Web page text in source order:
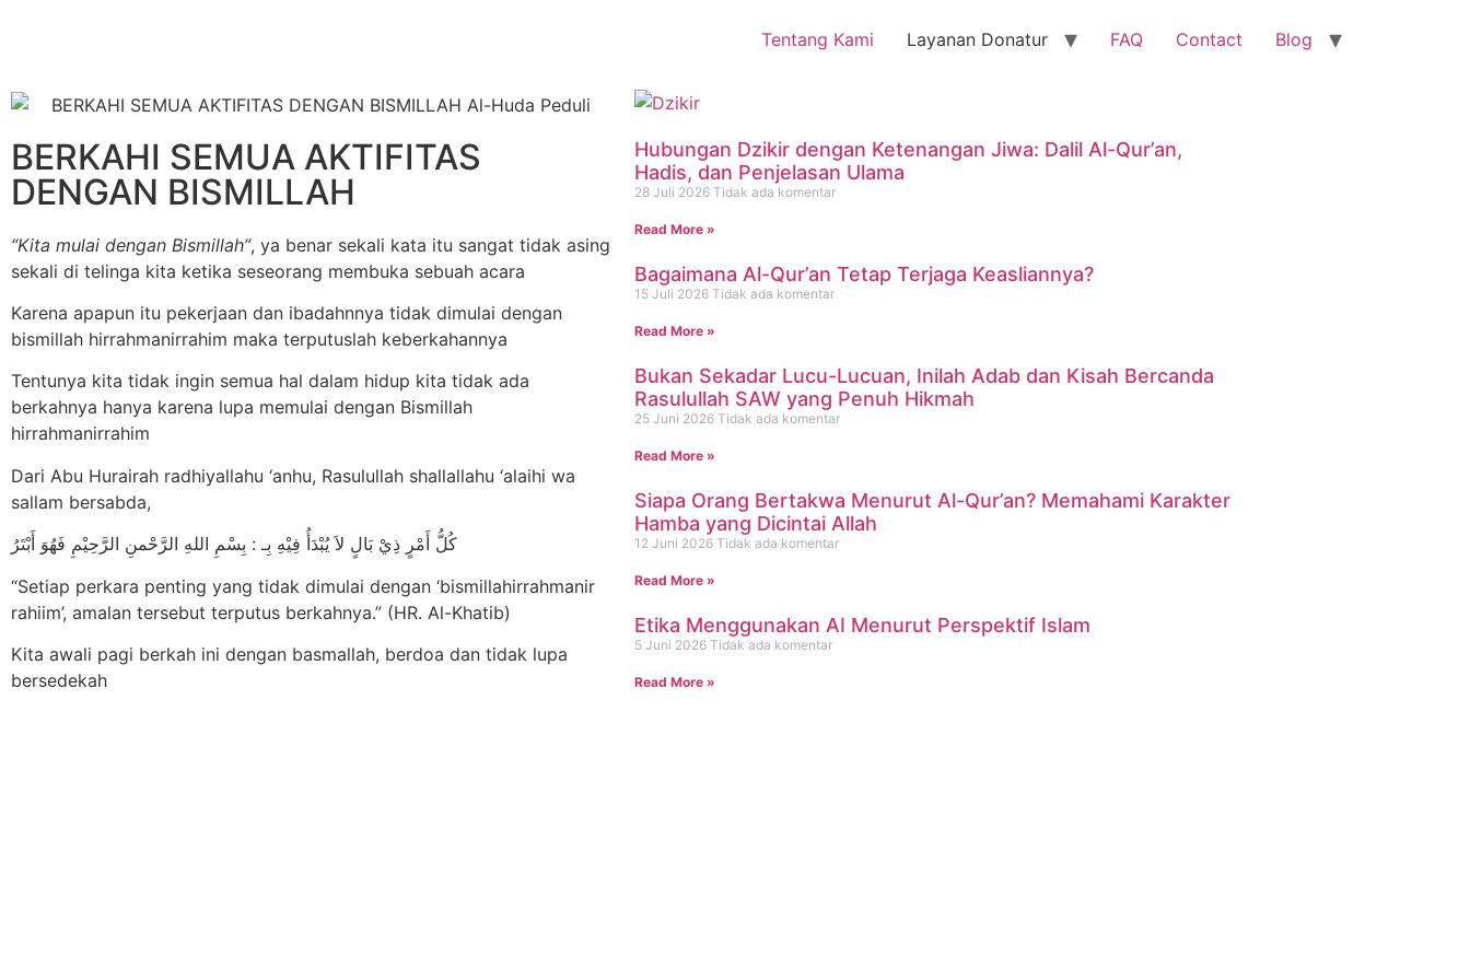
Tentang Kami Layanan Donatur FAQ Contact Blog
BERKAHI SEMUA AKTIFITAS
DENGAN BISMILLAH
“Kita mulai dengan Bismillah”, ya benar sekali kata itu sangat tidak asing
sekali di telinga kita ketika seseorang membuka sebuah acara
Karena apapun itu pekerjaan dan ibadahnnya tidak dimulai dengan
bismillah hirrahmanirrahim maka terputuslah keberkahannya
Tentunya kita tidak ingin semua hal dalam hidup kita tidak ada
berkahnya hanya karena lupa memulai dengan Bismillah
hirrahmanirrahim
Dari Abu Hurairah radhiyallahu ‘anhu, Rasulullah shallallahu ‘alaihi wa
sallam bersabda,
كُلُّ أَمْرٍ ذِيْ بَالٍ لاَ يُبْدَأُ فِيْهِ بِـ : بِسْمِ اللهِ الرَّحْمنِ الرَّحِيْمِ فَهُوَ أَبْتَرُ
“Setiap perkara penting yang tidak dimulai dengan ‘bismillahirrahmanir
rahiim’, amalan tersebut terputus berkahnya.” (HR. Al-Khatib)
Kita awali pagi berkah ini dengan basmallah, berdoa dan tidak lupa
bersedekah
Hubungan Dzikir dengan Ketenangan Jiwa: Dalil Al-Qur’an,
Hadis, dan Penjelasan Ulama
28 Juli 2026 Tidak ada komentar
Read More »
Bagaimana Al-Qur’an Tetap Terjaga Keasliannya?
15 Juli 2026 Tidak ada komentar
Read More »
Bukan Sekadar Lucu-Lucuan, Inilah Adab dan Kisah Bercanda
Rasulullah SAW yang Penuh Hikmah
25 Juni 2026 Tidak ada komentar
Read More »
Siapa Orang Bertakwa Menurut Al-Qur’an? Memahami Karakter
Hamba yang Dicintai Allah
12 Juni 2026 Tidak ada komentar
Read More »
Etika Menggunakan AI Menurut Perspektif Islam
5 Juni 2026 Tidak ada komentar
Read More »